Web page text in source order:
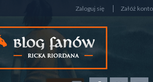
Zaloguj się Załóż konto